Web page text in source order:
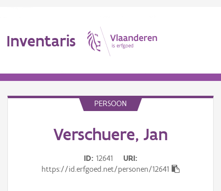
Inventaris
Waarneming
PERSOON
Verschuere, Jan
ID 12641
URI
https://id.erfgoed.net/personen/12641